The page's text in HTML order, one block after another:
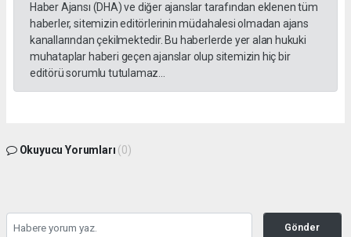
Haber Ajansı (DHA) ve diğer ajanslar tarafından eklenen tüm
haberler, sitemizin editörlerinin müdahalesi olmadan ajans
kanallarından çekilmektedir. Bu haberlerde yer alan hukuki
muhataplar haberi geçen ajanslar olup sitemizin hiç bir
editörü sorumlu tutulamaz...
Okuyucu Yorumları (0)
Gönder